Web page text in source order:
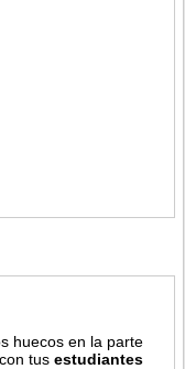
huecos en la parte
con tusestudiantes